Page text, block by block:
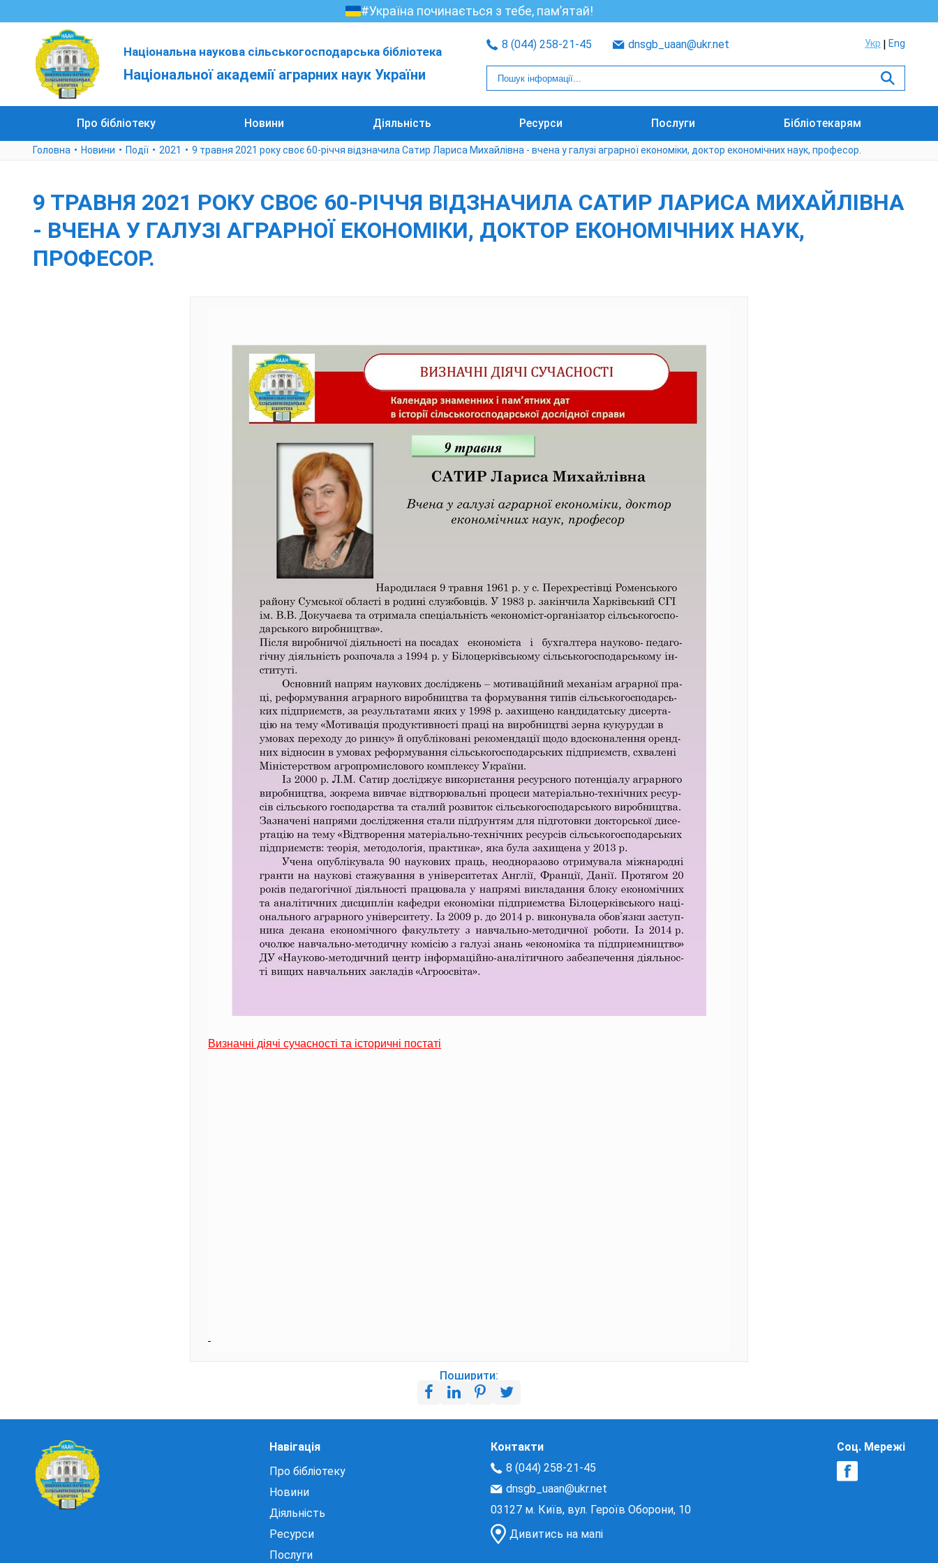
#Україна починається з тебе, пам’ятай!
Національна наукова сільськогосподарська бібліотека
Національної академії аграрних наук України
8 (044) 258-21-45 dnsgb_uaan@ukr.net Укр Eng
Про бібліотеку Новини Діяльність Ресурси Послуги Бібліотекарям
Головна Новини Події 2021 9 травня 2021 року своє 60-річчя відзначила Сатир Лариса Михайлівна - вчена у галузі аграрної економіки, доктор економічних наук, професор.
9 ТРАВНЯ 2021 РОКУ СВОЄ 60-РІЧЧЯ ВІДЗНАЧИЛА САТИР ЛАРИСА МИХАЙЛІВНА
- ВЧЕНА У ГАЛУЗІ АГРАРНОЇ ЕКОНОМІКИ, ДОКТОР ЕКОНОМІЧНИХ НАУК,
ПРОФЕСОР.
Визначні діячі сучасності та історичні постаті
Поширити:
Навігація
Про бібліотеку
Новини
Діяльність
Ресурси
Послуги
Контакти
8 (044) 258-21-45
dnsgb_uaan@ukr.net
03127 м. Київ, вул. Героїв Оборони, 10
Дивитись на мапі
Соц. Мережі